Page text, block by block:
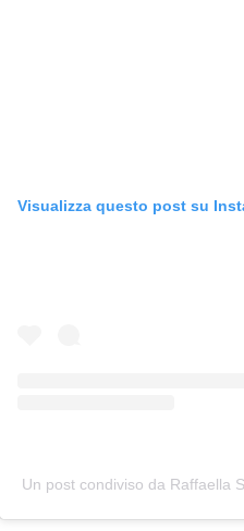
Visualizza questo post su
Un post condiviso da Raffaella